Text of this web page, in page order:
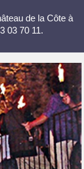
de la Côte à
03 70 11.